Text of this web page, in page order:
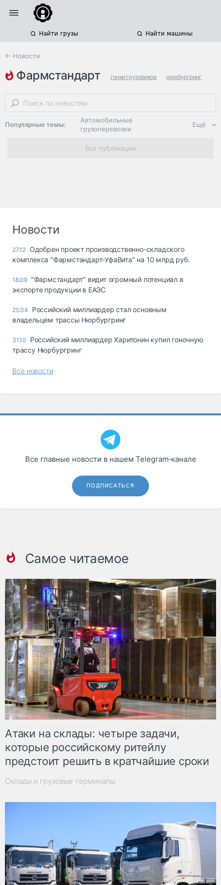
Найти грузы Найти машины
← Новости
фармстандарт гонки грузовиков нюрбургринг
германия
Популярные темы:
Автомобильные
грузоперевозки
Региональная
логистика
опасные грузы
страхование
Склады и
грузовые
Коммерческий
транспорт
Топливо, масла и
Ещё
Все публикации
Новости
27.12 Одобрен проект производственно-складского
комплекса "Фармстандарт-УфаВита" на 10 млрд руб.
18.09 "Фармстандарт" видит огромный потенциал в
экспорте продукции в ЕАЭС
25.04
Российский миллиардер стал основным
владельцем трассы Нюрбургринг
31.10
Российский миллиардер Харитонин купил гоночную
трассу Нюрбургринг
Все новости
Все главные новости в нашем Telegram‑канале
ПОДПИСАТЬСЯ
Самое читаемое
Атаки на склады: четыре задачи,
которые российскому ритейлу
предстоит решить в кратчайшие сроки
Склады и грузовые терминалы